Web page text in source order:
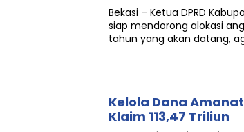
Bekasi – Ketua DPRD
siap mendorong alokasi
tahun yang akan datang,
Kelola Dana
Klaim 113,47 Triliun